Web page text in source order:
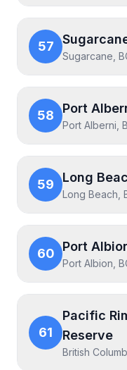
57
Sugarcane,
58 Port
Port Alberni,
59 Long
Long Beach,
60 Port
Port Albion,
61
Pacific
Reserve
British